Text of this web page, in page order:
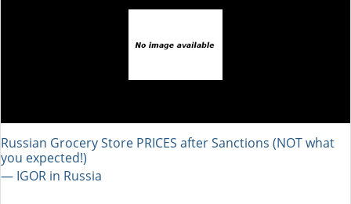
Russian Grocery Store PRICES after Sanctions (NOT what
you expected!)
― IGOR in Russia